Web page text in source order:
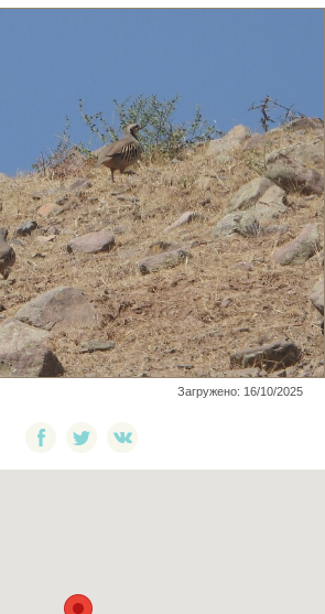
Загружено: 16/10/2025